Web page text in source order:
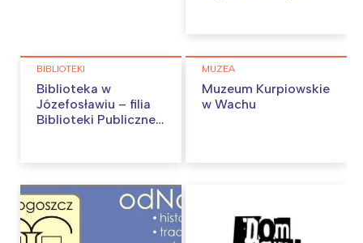
BIBLIOTEKI
Biblioteka w
Józefosławiu – filia
Biblioteki Publicznej
MUZEA
Muzeum Kurpiowskie
w Wachu